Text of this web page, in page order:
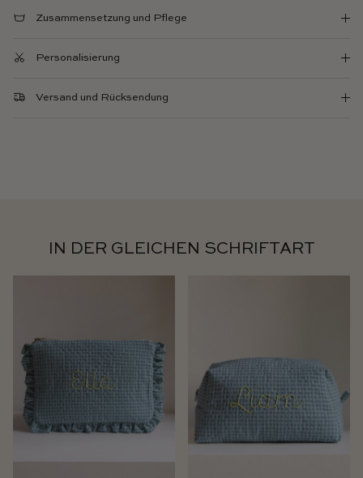
Zusammensetzung und Pflege
Personalisierung
Versand und Rücksendung
IN DER GLEICHEN SCHRIFTART